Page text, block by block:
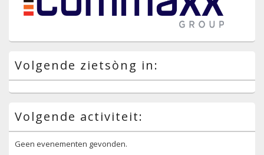
Volgende zietsòng in:
Volgende activiteit:
Geen evenementen gevonden.